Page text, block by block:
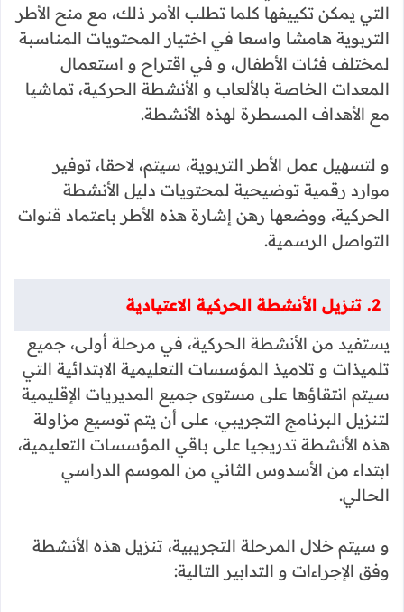
التي يمكن تكييفها كلما تطلب الأمر ذلك، مع منح الأطر
التربوية هامشا واسعا في اختيار المحتويات المناسبة
لمختلف فئات الأطفال، و في اقتراح و استعمال
المعدات الخاصة بالألعاب و الأنشطة الحركية، تماشيا
مع الأهداف المسطرة لهذه الأنشطة.
و لتسهيل عمل الأطر التربوية، سيتم، لاحقا، توفير
موارد رقمية توضيحية لمحتويات دليل الأنشطة
الحركية، ووضعها رهن إشارة هذه الأطر باعتماد قنوات
التواصل الرسمية.
2. تنزيل الأنشطة الحركية الاعتيادية
يستفيد من الأنشطة الحركية، في مرحلة أولى، جميع
تلميذات و تلاميذ المؤسسات التعليمية الابتدائية التي
سيتم انتقاؤها على مستوى جميع المديريات الإقليمية
لتنزيل البرنامج التجريبي، على أن يتم توسيع مزاولة
هذه الأنشطة تدريجيا على باقي المؤسسات التعليمية،
ابتداء من الأسدوس الثاني من الموسم الدراسي
الحالي.
و سيتم خلال المرحلة التجريبية، تنزيل هذه الأنشطة
وفق الإجراءات و التدابير التالية: